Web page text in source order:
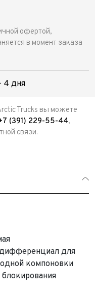
офертой,
в момент заказа
4 дня
Trucks вы можете
(391) 229-55-44,
связи.
для
компоновки